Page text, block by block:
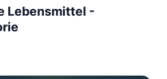
Lebensmittel -